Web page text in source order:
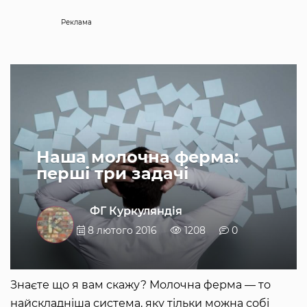
Наша молочна ферма:
перші три задачі
ФГ Куркуляндія
8 лютого 2016 1208 0
Знаєте що я вам скажу? Молочна ферма — то
найскладніша система, яку тільки можна собі
Реклама